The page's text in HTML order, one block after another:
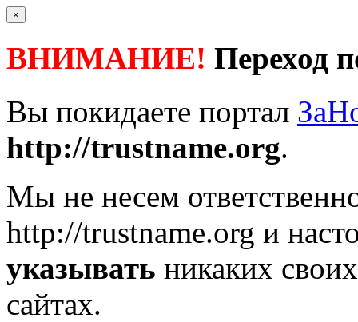
×
ВНИМАНИЕ! Переход
Вы покидаете портал
http://trustname.org.
Мы не несем
http://trustname.org и
указывать никаких
сайтах.